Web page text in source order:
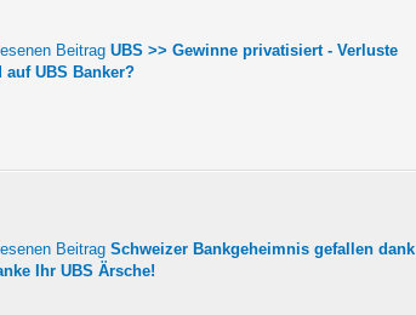
UBS >> Gewinne privatisiert - Verluste
auf UBS Banker?
Schweizer Bankgeheimnis gefallen dank
Ihr UBS Ärsche!